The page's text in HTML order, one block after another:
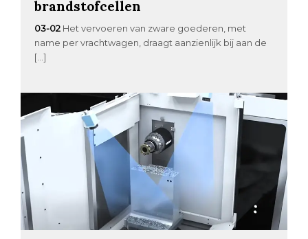
brandstofcellen
03-02 Het vervoeren van zware goederen, met
name per vrachtwagen, draagt aanzienlijk bij aan de
[…]